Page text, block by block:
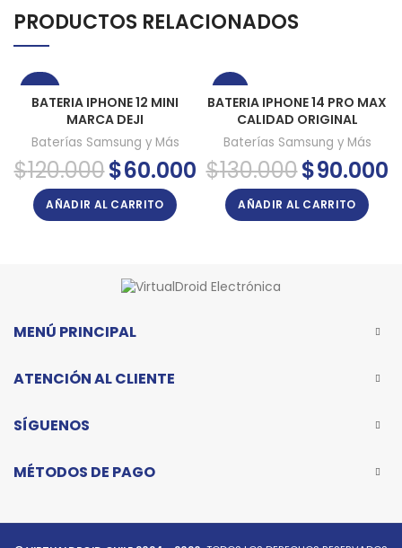
PRODUCTOS RELACIONADOS
-50%
BATERIA IPHONE 12 MINI
MARCA DEJI
Baterías Samsung y Más
$120.000 El
precio
original
era:
$60.000El
precio
actual
AÑADIR AL CARRITO
-31%
BATERIA IPHONE 14 PRO MAX
CALIDAD ORIGINAL
Baterías Samsung y Más
$130.000 El
precio
original
era:
$90.000El
AÑADIR AL CARRITO
MENÚ PRINCIPAL
ATENCIÓN AL CLIENTE
SÍGUENOS
MÉTODOS DE PAGO